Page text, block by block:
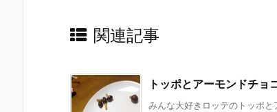
関連記事
トッポとアーモンドチ
みんな大好きロッテのトッポ